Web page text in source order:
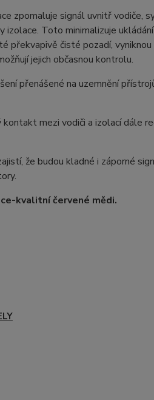
zpomaluje signál uvnitř vodiče,
Toto minimalizuje
překvapivě čisté pozadí,
jejich občasnou kontrolu.
přenášené na uzemnění
kontakt mezi vodiči a izolací dále
že budou kladné i záporné
kvalitní červené mědi.